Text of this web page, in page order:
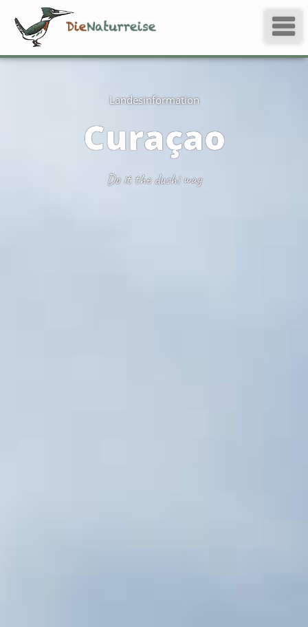
Landes­information
Curaçao
Do it the dushi way